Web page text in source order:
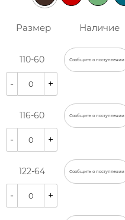
Размер Наличие
110-60 Сообщить о поступлении
- +
116-60 Сообщить о поступлении
- +
122-64 Сообщить о поступлении
- +